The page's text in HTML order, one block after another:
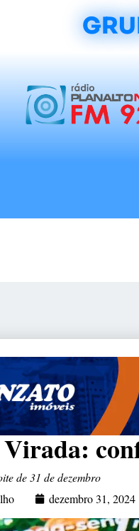
de 31 de dezembro
dezembro 31, 2024